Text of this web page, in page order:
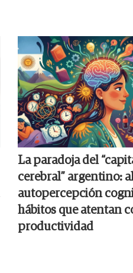
La paradoja del
cerebral” argentino:
autopercepción
hábitos que atentan
productividad